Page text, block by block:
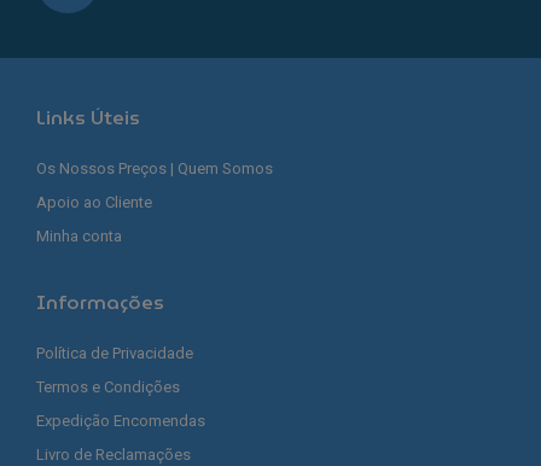
Links Úteis
Os Nossos Preços | Quem Somos
Apoio ao Cliente
Minha conta
Informações
Política de Privacidade
Termos e Condições
Expedição Encomendas
Livro de Reclamações